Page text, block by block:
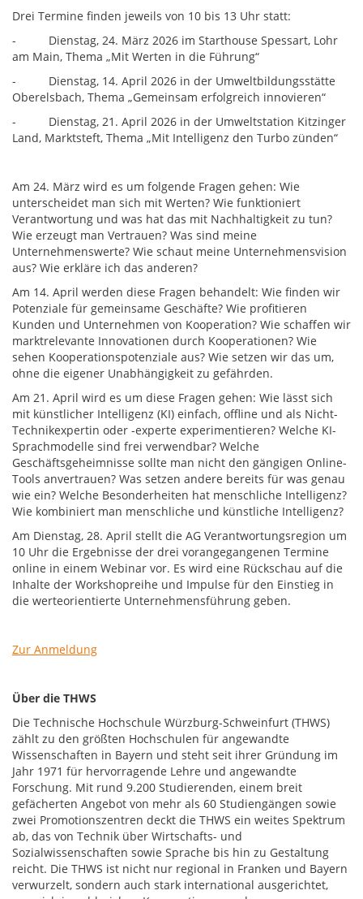
Drei Termine finden jeweils von 10 bis 13 Uhr statt:
- Dienstag, 24. März 2026 im Starthouse Spessart, Lohr
am Main, Thema „Mit Werten in die Führung“
- Dienstag, 14. April 2026 in der Umweltbildungsstätte
Oberelsbach, Thema „Gemeinsam erfolgreich innovieren“
- Dienstag, 21. April 2026 in der Umweltstation Kitzinger
Land, Marktsteft, Thema „Mit Intelligenz den Turbo zünden“
Am 24. März wird es um folgende Fragen gehen: Wie
unterscheidet man sich mit Werten? Wie funktioniert
Verantwortung und was hat das mit Nachhaltigkeit zu tun?
Wie erzeugt man Vertrauen? Was sind meine
Unternehmenswerte? Wie schaut meine Unternehmensvision
aus? Wie erkläre ich das anderen?
Am 14. April werden diese Fragen behandelt: Wie finden wir
Potenziale für gemeinsame Geschäfte? Wie profitieren
Kunden und Unternehmen von Kooperation? Wie schaffen wir
marktrelevante Innovationen durch Kooperationen? Wie
sehen Kooperationspotenziale aus? Wie setzen wir das um,
ohne die eigener Unabhängigkeit zu gefährden.
Am 21. April wird es um diese Fragen gehen: Wie lässt sich
mit künstlicher Intelligenz (KI) einfach, offline und als Nicht-
Technikexpertin oder -experte experimentieren? Welche KI-
Sprachmodelle sind frei verwendbar? Welche
Geschäftsgeheimnisse sollte man nicht den gängigen Online-
Tools anvertrauen? Was setzen andere bereits für was genau
wie ein? Welche Besonderheiten hat menschliche Intelligenz?
Wie kombiniert man menschliche und künstliche Intelligenz?
Am Dienstag, 28. April stellt die AG Verantwortungsregion um
10 Uhr die Ergebnisse der drei vorangegangenen Termine
online in einem Webinar vor. Es wird eine Rückschau auf die
Inhalte der Workshopreihe und Impulse für den Einstieg in
die werteorientierte Unternehmensführung geben.
Zur Anmeldung
Über die THWS
Die Technische Hochschule Würzburg-Schweinfurt (THWS)
zählt zu den größten Hochschulen für angewandte
Wissenschaften in Bayern und steht seit ihrer Gründung im
Jahr 1971 für hervorragende Lehre und angewandte
Forschung. Mit rund 9.200 Studierenden, einem breit
gefächerten Angebot von mehr als 60 Studiengängen sowie
zwei Promotionszentren deckt die THWS ein weites Spektrum
ab, das von Technik über Wirtschafts- und
Sozialwissenschaften sowie Sprache bis hin zu Gestaltung
reicht. Die THWS ist nicht nur regional in Franken und Bayern
verwurzelt, sondern auch stark international ausgerichtet,